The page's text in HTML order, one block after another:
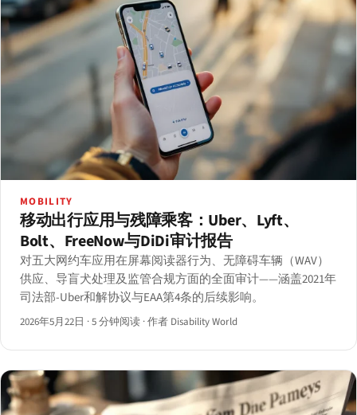
MOBILITY
移动出行应用与残障乘客：Uber、Lyft、
Bolt、FreeNow与DiDi审计报告
对五大网约车应用在屏幕阅读器行为、无障碍车辆（WAV）
供应、导盲犬处理及监管合规方面的全面审计——涵盖2021年
司法部-Uber和解协议与EAA第4条的后续影响。
2026年5月22日 ·5 分钟阅读 ·作者 Disability World